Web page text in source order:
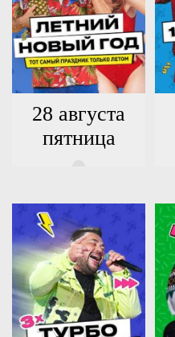
28 августа
пятница